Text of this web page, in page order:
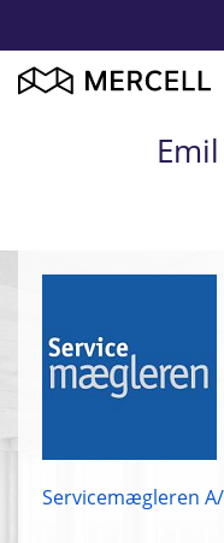
Servicemægleren